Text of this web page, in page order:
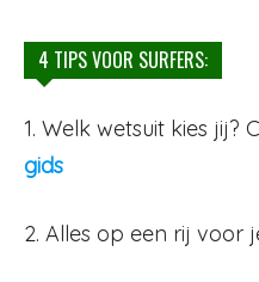
4 TIPS VOOR SURFERS:
1. Welk wetsuit kies jij?
gids
2. Alles op een rij voor